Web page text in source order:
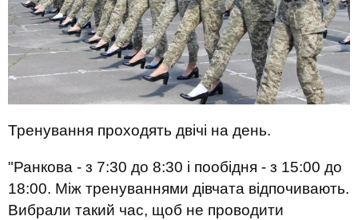
Тренування проходять двічі на день.
"Ранкова - з 7:30 до 8:30 і пообідня - з 15:00 до
18:00. Між тренуваннями дівчата відпочивають.
Вибрали такий час, щоб не проводити